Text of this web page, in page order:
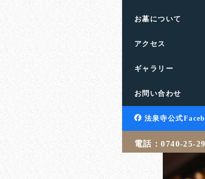
お墓について
アクセス
ギャラリー
お問い合わせ
法泉寺公式
電話：0740-25-